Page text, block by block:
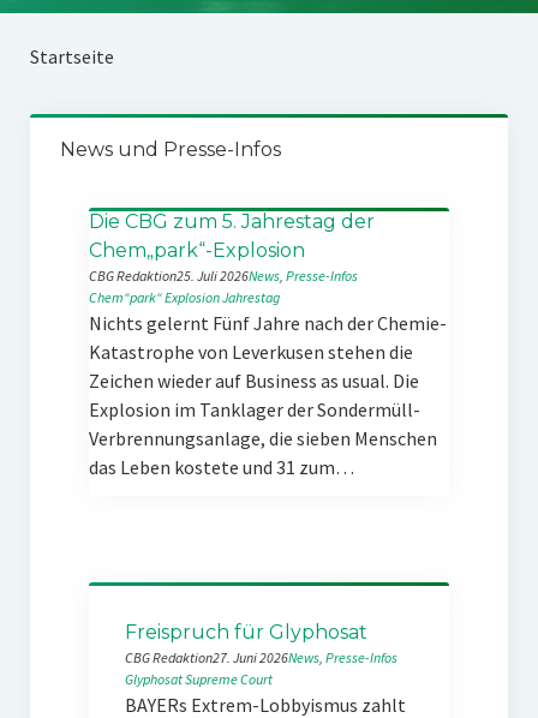
Startseite
News und Presse-Infos
Die CBG zum 5. Jahrestag der
Chem„park“-Explosion
CBG Redaktion25. Juli 2026News, Presse-Infos
Chem“park“ExplosionJahrestag
Nichts gelernt Fünf Jahre nach der Chemie-
Katastrophe von Leverkusen stehen die
Zeichen wieder auf Business as usual. Die
Explosion im Tanklager der Sondermüll-
Verbrennungsanlage, die sieben Menschen
das Leben kostete und 31 zum…
Freispruch für Glyphosat
CBG Redaktion27. Juni 2026News, Presse-Infos
GlyphosatSupreme Court
BAYERs Extrem-Lobbyismus zahlt